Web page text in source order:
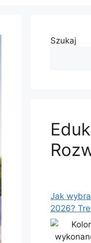
Szukaj
Jak
2026?